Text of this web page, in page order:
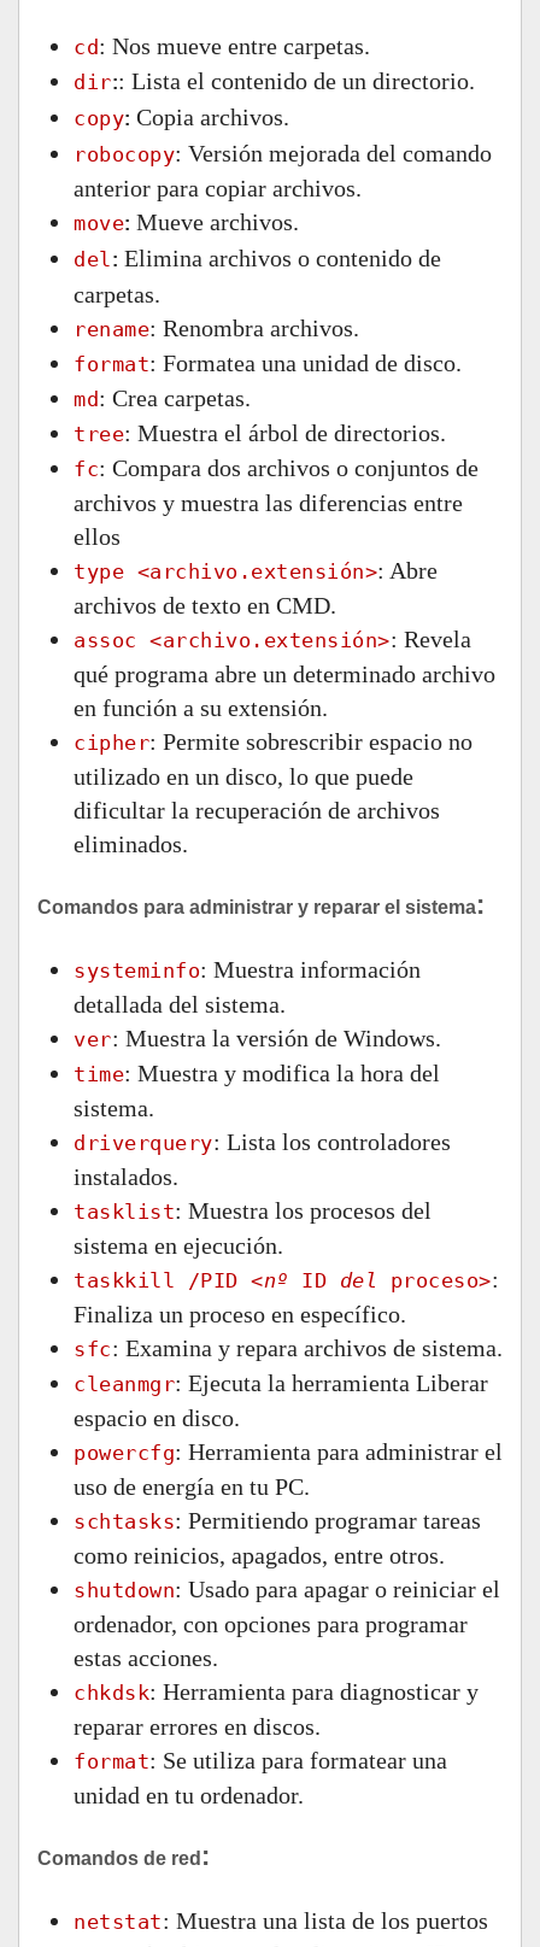
cd: Nos mueve entre carpetas.
dir:: Lista el contenido de un directorio.
copy: Copia archivos.
robocopy: Versión mejorada del comando
anterior para copiar archivos.
move: Mueve archivos.
del: Elimina archivos o contenido de
carpetas.
rename: Renombra archivos.
format: Formatea una unidad de disco.
md: Crea carpetas.
tree: Muestra el árbol de directorios.
fc: Compara dos archivos o conjuntos de
archivos y muestra las diferencias entre
ellos
type <archivo.extensión>: Abre
archivos de texto en CMD.
assoc <archivo.extensión>: Revela
qué programa abre un determinado archivo
en función a su extensión.
cipher: Permite sobrescribir espacio no
utilizado en un disco, lo que puede
dificultar la recuperación de archivos
eliminados.
Comandos para administrar y reparar el sistema:
systeminfo: Muestra información
detallada del sistema.
ver: Muestra la versión de Windows.
time: Muestra y modifica la hora del
sistema.
driverquery: Lista los controladores
instalados.
tasklist: Muestra los procesos del
sistema en ejecución.
taskkill /PID <nº ID del proceso>:
Finaliza un proceso en específico.
sfc: Examina y repara archivos de sistema.
cleanmgr: Ejecuta la herramienta Liberar
espacio en disco.
powercfg: Herramienta para administrar el
uso de energía en tu PC.
schtasks: Permitiendo programar tareas
como reinicios, apagados, entre otros.
shutdown: Usado para apagar o reiniciar el
ordenador, con opciones para programar
estas acciones.
chkdsk: Herramienta para diagnosticar y
reparar errores en discos.
format: Se utiliza para formatear una
unidad en tu ordenador.
Comandos de red :
netstat: Muestra una lista de los puertos